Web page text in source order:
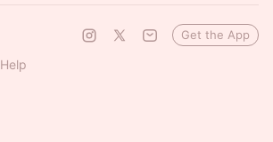
Help
Get the App